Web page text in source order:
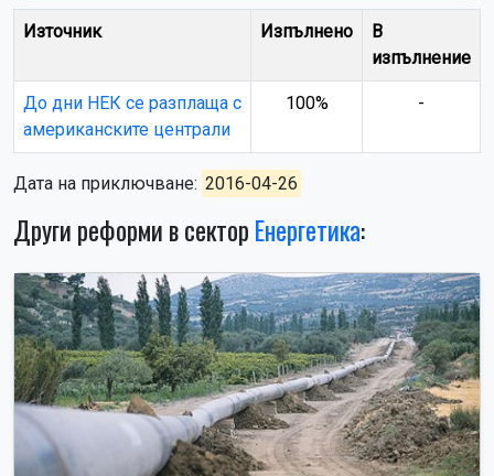
Източник Изпълнено
В
изпълнение
До дни НЕК се разплаща с
американските централи
100% -
Дата на приключване: 2016-04-26
Други реформи в сектор Енергетика: